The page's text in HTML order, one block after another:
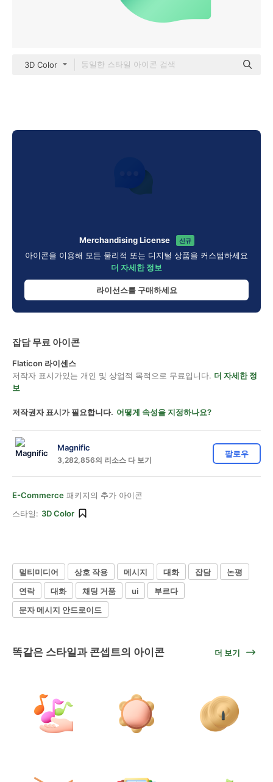
3D Color
Merchandising License 신규
아이콘을 이용해 모든 물리적 또는 디지털 상품을 커스텀하세요
더 자세한 정보
라이선스를 구매하세요
잡담 무료 아이콘
Flaticon 라이센스
저작자 표시가있는 개인 및 상업적 목적으로 무료입니다. 더 자세한 정
보
저작권자 표시가 필요합니다. 어떻게 속성을 지정하나요?
Magnific
3,282,856의 리소스 다 보기
팔로우
E-Commerce 패키지의 추가 아이콘
스타일: 3D Color
멀티미디어 상호 작용 메시지 대화 잡담
논평
연락
대화 채팅 거품 ui
부르다
문자 메시지 안드로이드
똑같은 스타일과 콘셉트의 아이콘 더 보기